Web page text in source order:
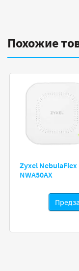
Похожие
Zyxel NebulaFlex
NWA50AX